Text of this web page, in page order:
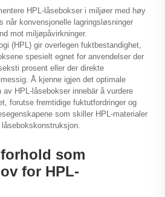
HPL-låsebokser i miljøer med høy
når konvensjonelle lagringsløsninger
mot miljøpåvirkninger.
(HPL) gir overlegen fuktbestandighet,
spesielt egnet for anvendelser der
prosent eller der direkte
Å kjenne igjen det optimale
HPL-låsebokser innebär å vurdere
forutse fremtidige fuktutfordringer og
som skiller HPL-materialer
som
for HPL-